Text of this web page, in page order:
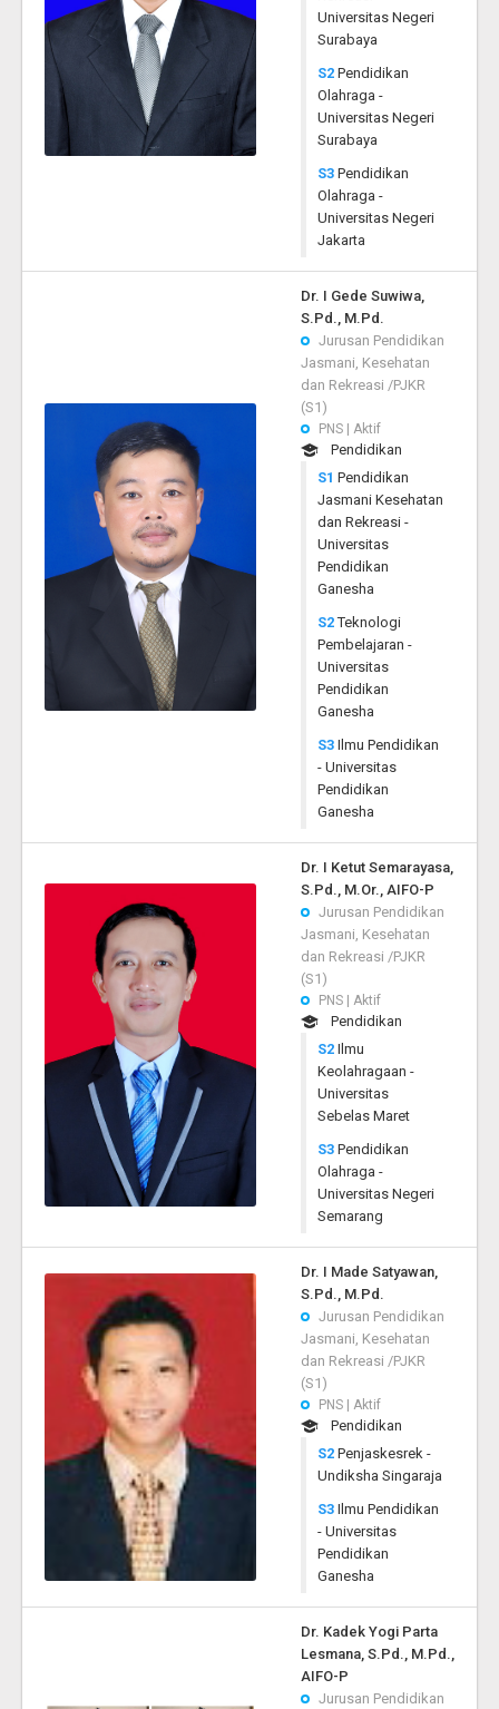
Universitas Negeri
Surabaya
S2 Pendidikan
Olahraga -
Universitas Negeri
Surabaya
S3 Pendidikan
Olahraga -
Universitas Negeri
Jakarta
Dr. I Gede Suwiwa,
S.Pd., M.Pd.
Jurusan Pendidikan
Jasmani, Kesehatan
dan Rekreasi /PJKR
(S1)
PNS | Aktif
Pendidikan
S1 Pendidikan
Jasmani Kesehatan
dan Rekreasi -
Universitas
Pendidikan
Ganesha
S2Teknologi
Pembelajaran -
Universitas
Pendidikan
Ganesha
S3 Ilmu Pendidikan
- Universitas
Pendidikan
Ganesha
Dr. I Ketut Semarayasa,
S.Pd., M.Or., AIFO-P
Jurusan Pendidikan
Jasmani, Kesehatan
dan Rekreasi /PJKR
(S1)
PNS | Aktif
Pendidikan
S2 Ilmu
Keolahragaan -
Universitas
Sebelas Maret
S3 Pendidikan
Olahraga -
Universitas Negeri
Semarang
Dr. I Made Satyawan,
S.Pd., M.Pd.
Jurusan Pendidikan
Jasmani, Kesehatan
dan Rekreasi /PJKR
(S1)
PNS | Aktif
Pendidikan
S2 Penjaskesrek -
Undiksha Singaraja
S3 Ilmu Pendidikan
- Universitas
Pendidikan
Ganesha
Dr. Kadek Yogi Parta
Lesmana, S.Pd., M.Pd.,
AIFO-P
Jurusan Pendidikan